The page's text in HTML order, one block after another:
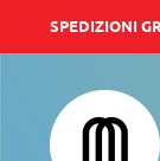
al
contenuto
SPEDIZIONI